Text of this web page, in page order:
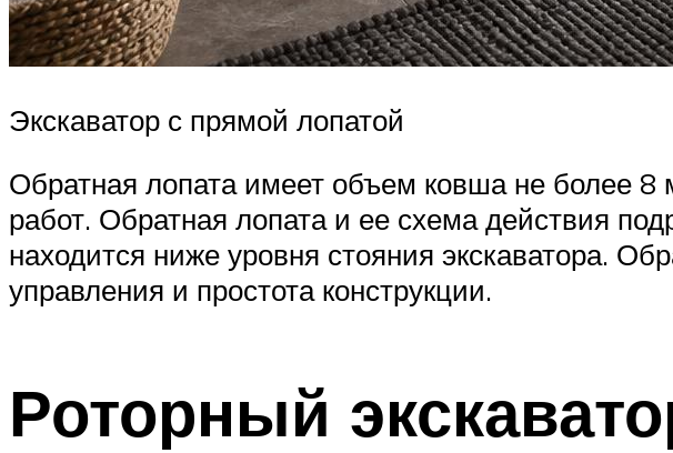
Экскаватор с прямой лопатой
Обратная лопата имеет объем ковша не более
работ. Обратная лопата и ее схема действия
находится ниже уровня стояния экскаватора.
управления и простота конструкции.
Роторный